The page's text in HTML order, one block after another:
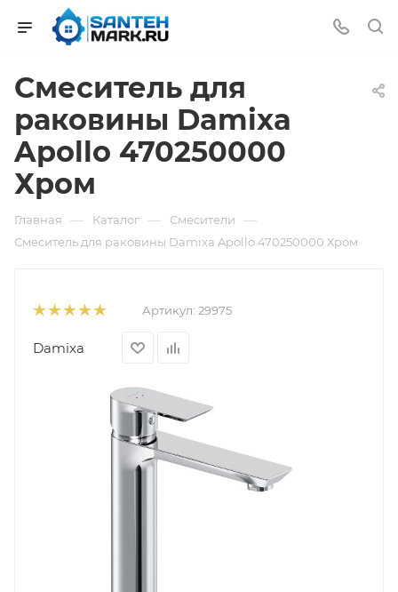
Смеситель для
раковины Damixa
Apollo 470250000
Хром
Главная — Каталог — Смесители —
Смеситель для раковины Damixa Apollo 470250000 Хром
Артикул: 29975
Damixa